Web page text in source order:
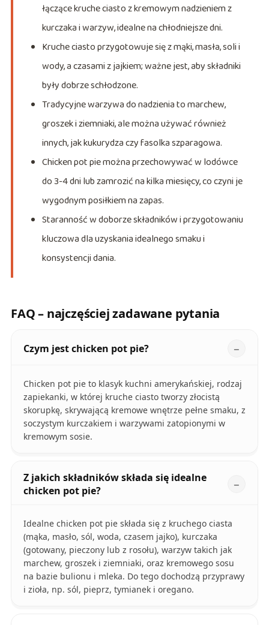
łączące kruche ciasto z kremowym nadzieniem z
kurczaka i warzyw, idealne na chłodniejsze dni.
Kruche ciasto przygotowuje się z mąki, masła, soli i
wody, a czasami z jajkiem; ważne jest, aby składniki
były dobrze schłodzone.
Tradycyjne warzywa do nadzienia to marchew,
groszek i ziemniaki, ale można używać również
innych, jak kukurydza czy fasolka szparagowa.
Chicken pot pie można przechowywać w lodówce
do 3-4 dni lub zamrozić na kilka miesięcy, co czyni je
wygodnym posiłkiem na zapas.
Staranność w doborze składników i przygotowaniu
kluczowa dla uzyskania idealnego smaku i
konsystencji dania.
FAQ – najczęściej zadawane pytania
Czym jest chicken pot pie?
Chicken pot pie to klasyk kuchni amerykańskiej, rodzaj
zapiekanki, w której kruche ciasto tworzy złocistą
skorupkę, skrywającą kremowe wnętrze pełne smaku, z
soczystym kurczakiem i warzywami zatopionymi w
kremowym sosie.
Z jakich składników składa się idealne
chicken pot pie?
Idealne chicken pot pie składa się z kruchego ciasta
(mąka, masło, sól, woda, czasem jajko), kurczaka
(gotowany, pieczony lub z rosołu), warzyw takich jak
marchew, groszek i ziemniaki, oraz kremowego sosu
na bazie bulionu i mleka. Do tego dochodzą przyprawy
i zioła, np. sól, pieprz, tymianek i oregano.